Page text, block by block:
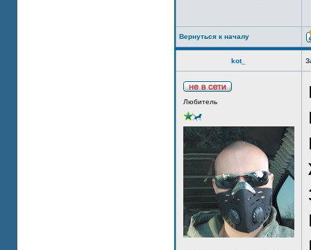
Вернуться к началу
kot_
Любитель